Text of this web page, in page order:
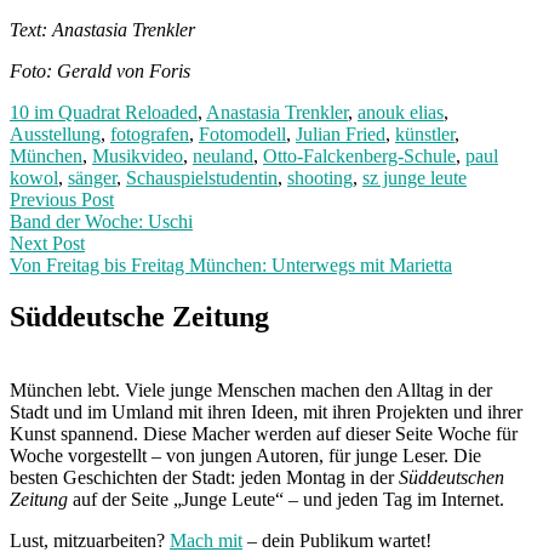
Text: Anastasia Trenkler
Foto: Gerald von Foris
10 im Quadrat Reloaded, Anastasia Trenkler, anouk elias,
Ausstellung, fotografen, Fotomodell, Julian Fried, künstler,
München, Musikvideo, neuland, Otto-Falckenberg-Schule, paul
kowol, sänger, Schauspielstudentin, shooting, sz junge leute
Post
navigation
Previous PostPrevious
post:
Band der Woche: Uschi
Next Post
Von Freitag bis Freitag München: Unterwegs mit Marietta
Post:
Süddeutsche Zeitung
München lebt. Viele junge Menschen machen den Alltag in der
Stadt und im Umland mit ihren Ideen, mit ihren Projekten und ihrer
Kunst spannend. Diese Macher werden auf dieser Seite Woche für
Woche vorgestellt – von jungen Autoren, für junge Leser. Die
besten Geschichten der Stadt: jeden Montag in derSüddeutschen
Zeitung auf der Seite „Junge Leute“ – und jeden Tag im Internet.
Lust, mitzuarbeiten? Mach mit – dein Publikum wartet!